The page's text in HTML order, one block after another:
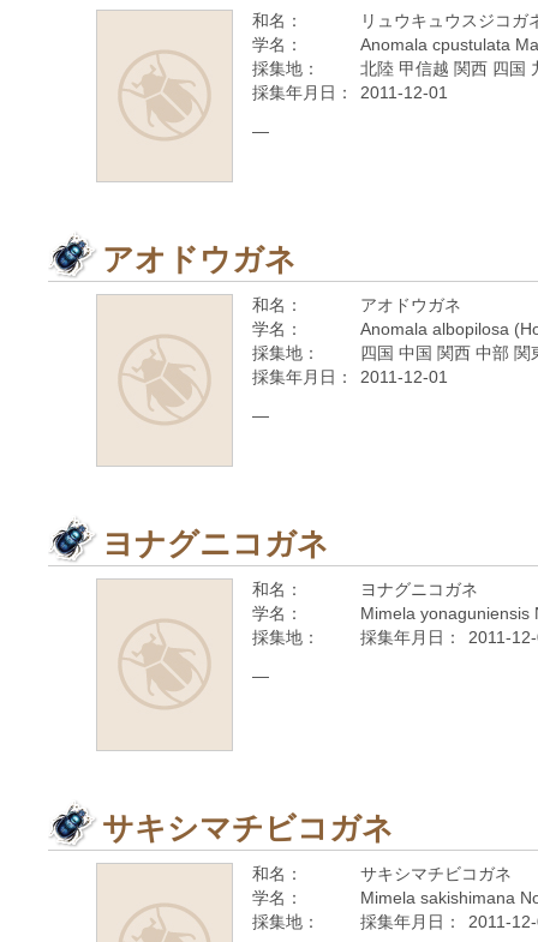
和名：
リュウキュウスジコガ
学名：
Anomala cpustulata
採集地：
北陸 甲信越 関西 四国
採集年月日：
2011-12-01
—
アオドウガネ
和名：
アオドウガネ
学名：
Anomala albopilosa
採集地：
四国 中国 関西 中部
採集年月日：
2011-12-01
—
ヨナグニコガネ
和名：
ヨナグニコガネ
学名：
Mimela yonaguniensis
採集地：
採集年月日： 2011-
—
サキシマチビコガネ
和名：
サキシマチビコガネ
学名：
Mimela sakishimana
採集地：
採集年月日： 2011-